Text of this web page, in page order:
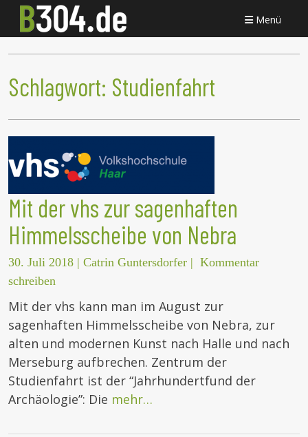
Menü
Schlagwort: Studienfahrt
Mit der vhs zur sagenhaften
Himmelsscheibe von Nebra
30. Juli 2018 | Catrin Guntersdorfer | Kommentar
schreiben
Mit der vhs kann man im August zur
sagenhaften Himmelsscheibe von Nebra, zur
alten und modernen Kunst nach Halle und nach
Merseburg aufbrechen. Zentrum der
Studienfahrt ist der “Jahrhundertfund der
Archäologie”: Die mehr…